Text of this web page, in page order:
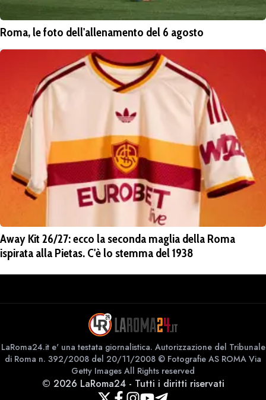
Roma, le foto dell'allenamento del 6 agosto
Away Kit 26/27: ecco la seconda maglia della Roma
ispirata alla Pietas. C'è lo stemma del 1938
LaRoma24.it e' una testata giornalistica. Autorizzazione del Tribunale
di Roma n. 392/2008 del 20/11/2008 © Fotografie AS ROMA Via
Getty Images All Rights reserved
© 2026 LaRoma24- Tutti i diritti riservati